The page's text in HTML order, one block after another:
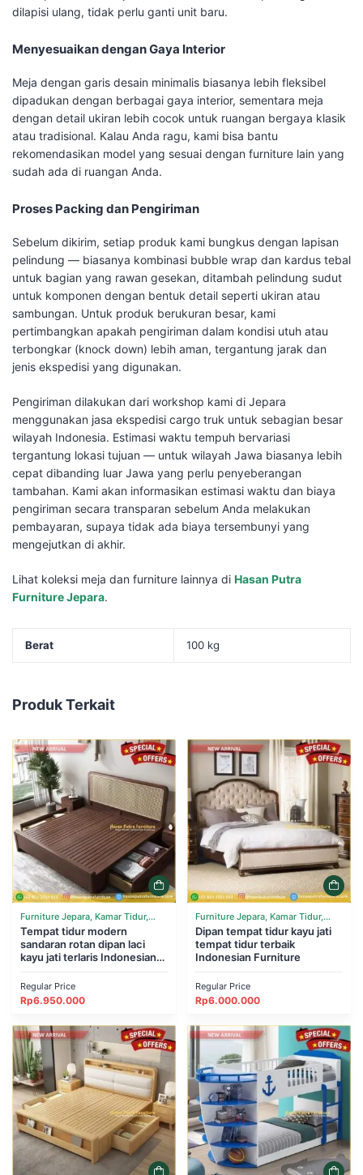
dilapisi ulang, tidak perlu ganti unit baru.
Menyesuaikan dengan Gaya Interior
Meja dengan garis desain minimalis biasanya lebih fleksibel
dipadukan dengan berbagai gaya interior, sementara meja
dengan detail ukiran lebih cocok untuk ruangan bergaya klasik
atau tradisional. Kalau Anda ragu, kami bisa bantu
rekomendasikan model yang sesuai dengan furniture lain yang
sudah ada di ruangan Anda.
Proses Packing dan Pengiriman
Sebelum dikirim, setiap produk kami bungkus dengan lapisan
pelindung — biasanya kombinasi bubble wrap dan kardus tebal
untuk bagian yang rawan gesekan, ditambah pelindung sudut
untuk komponen dengan bentuk detail seperti ukiran atau
sambungan. Untuk produk berukuran besar, kami
pertimbangkan apakah pengiriman dalam kondisi utuh atau
terbongkar (knock down) lebih aman, tergantung jarak dan
jenis ekspedisi yang digunakan.
Pengiriman dilakukan dari workshop kami di Jepara
menggunakan jasa ekspedisi cargo truk untuk sebagian besar
wilayah Indonesia. Estimasi waktu tempuh bervariasi
tergantung lokasi tujuan — untuk wilayah Jawa biasanya lebih
cepat dibanding luar Jawa yang perlu penyeberangan
tambahan. Kami akan informasikan estimasi waktu dan biaya
pengiriman secara transparan sebelum Anda melakukan
pembayaran, supaya tidak ada biaya tersembunyi yang
mengejutkan di akhir.
Lihat koleksi meja dan furniture lainnya di Hasan Putra
Furniture Jepara.
Berat 100 kg
Produk Terkait
Furniture Jepara, Kamar Tidur,
Tempat Tidur
Tempat tidur modern
sandaran rotan dipan laci
kayu jati terlaris Indonesian
Regular Price
Rp6.950.000
Furniture Jepara, Kamar Tidur,
Tempat Tidur
Dipan tempat tidur kayu jati
tempat tidur terbaik
Indonesian Furniture
Regular Price
Rp6.000.000